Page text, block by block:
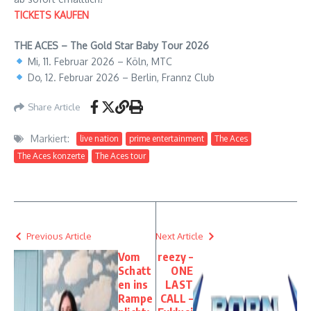
TICKETS KAUFEN
THE ACES – The Gold Star Baby Tour 2026
Mi, 11. Februar 2026 – Köln, MTC
Do, 12. Februar 2026 – Berlin, Frannz Club
Share Article
Markiert: live nation prime entertainment
The Aces
The Aces konzerte
The Aces tour
Previous Article
Vom
Schatt
en ins
Rampe
Next Article
reezy –
ONE
LAST
CALL –